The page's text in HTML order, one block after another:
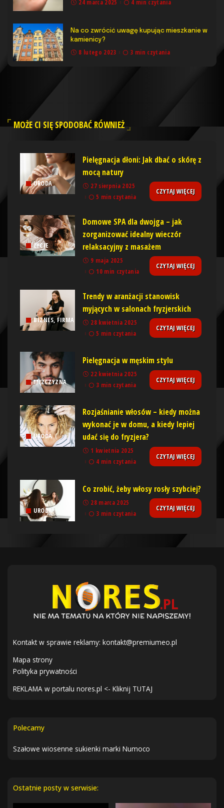
24 marca 2025 4 min czytania
Na co zwrócić uwagę kupując mieszkanie w
kamienicy?
8 lutego 2023 3 min czytania
MOŻE CI SIĘ SPODOBAĆ RÓWNIEŻ
URODA
Pielęgnacja dłoni: Jak dbać o skórę z
mocą natury
27 sierpnia 2025
5 min czytania
CZYTAJ WIĘCEJ
ŻYCIE
Domowe SPA dla dwojga – jak
zorganizować idealny wieczór
relaksacyjny z masażem
9 maja 2025
10 min czytania
CZYTAJ WIĘCEJ
BIZNES, FIRMA
Trendy w aranżacji stanowisk
myjących w salonach fryzjerskich
28 kwietnia 2025
5 min czytania
CZYTAJ WIĘCEJ
MĘŻCZYZNA
Pielęgnacja w męskim stylu
22 kwietnia 2025
3 min czytania
CZYTAJ WIĘCEJ
URODA
Rozjaśnianie włosów – kiedy można
wykonać je w domu, a kiedy lepiej
udać się do fryzjera?
1 kwietnia 2025
4 min czytania
CZYTAJ WIĘCEJ
URODA
Co zrobić, żeby włosy rosły szybciej?
28 marca 2025
3 min czytania
CZYTAJ WIĘCEJ
Kontakt w sprawie reklamy: kontakt@premiumeo.pl
Mapa strony
Polityka prywatności
REKLAMA w portalu nores.pl <- Kliknij TUTAJ
Polecamy
Szałowe wiosenne sukienki marki Numoco
Ostatnie posty w serwisie: